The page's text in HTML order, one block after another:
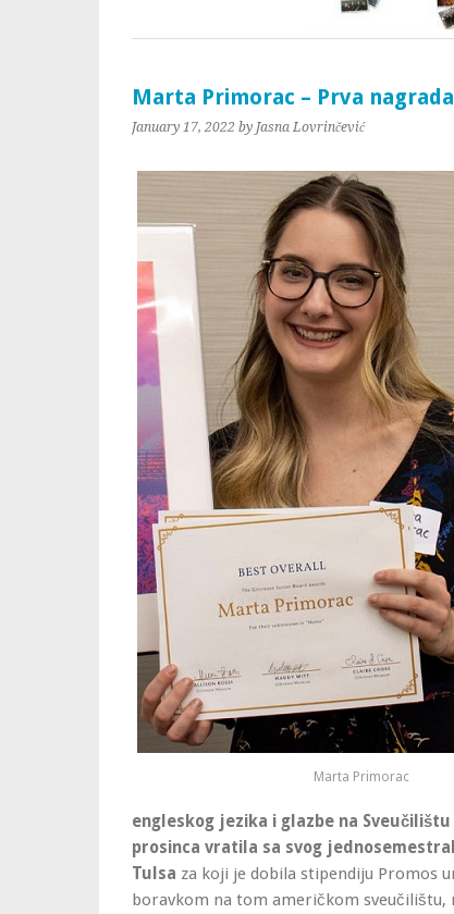
Marta Primorac – Prva
January 17, 2022 by Jasna Lovrinčević
Marta Primorac
engleskog jezika i glazbe na
prosinca vratila sa svog
Tulsa za koji je dobila stipendiju Promos
boravkom na tom američkom sveučilištu,